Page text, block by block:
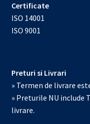
Certificate
ISO 14001
ISO 9001
Preturi si Livrari
» Termen de livrare
» Preturile NU include
livrare.